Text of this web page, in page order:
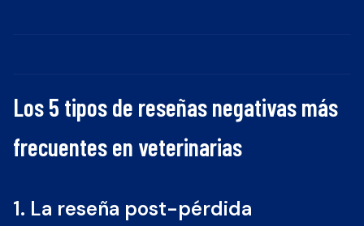
Los 5 tipos de reseñas negativas más
frecuentes en veterinarias
1. La reseña post-pérdida